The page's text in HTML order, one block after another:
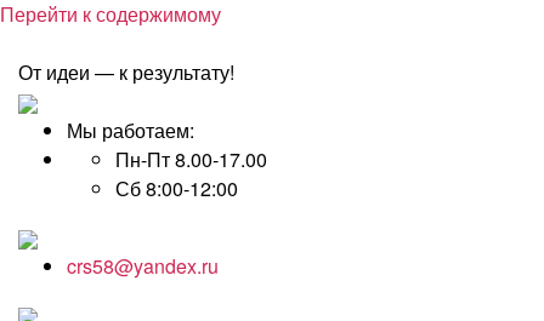
Перейти к содержимому
От идеи — к результату!
Мы работаем:
Пн-Пт 8.00-17.00
Сб 8:00-12:00
crs58@yandex.ru